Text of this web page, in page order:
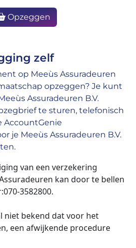
Opzeggen
zelf
op Meeùs Assuradeuren
opzeggen? Je kunt
Assuradeuren B.V.
te sturen, telefonisch
AccountGenie
je Meeùs Assuradeuren B.V.
van een verzekering
kan door te bellen
3582800.
niet bekend dat voor het
een afwijkende procedure